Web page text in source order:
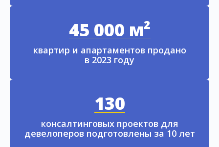
45 000 м²
квартир и апартаментов продано
в 2023 году
130
консалтинговых проектов для
девелоперов подготовлены за 10 лет